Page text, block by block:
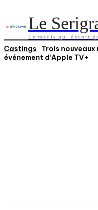
Le
Le média qui
Castings
Trois nouveaux
événement d’Apple TV+